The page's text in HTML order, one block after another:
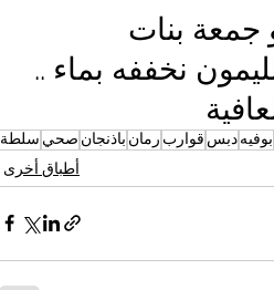
جمعة بنات
نخففه بماء ..
سلطة صحي باذنجان رمان قوارب دبسبوفيه
أطباق أخرى